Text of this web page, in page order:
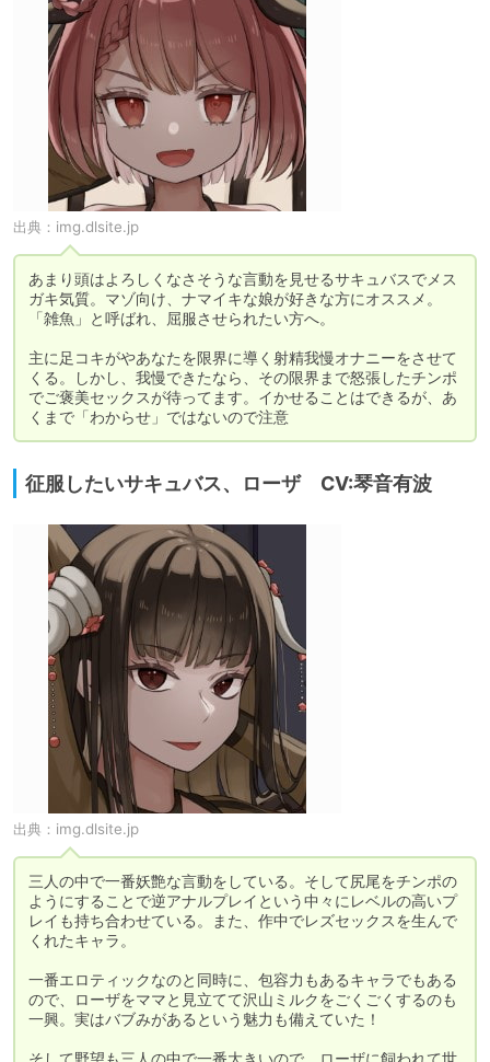
出典： img.dlsite.jp
あまり頭はよろしくなさそうな言動を見せるサキュバスでメス
ガキ気質。マゾ向け、ナマイキな娘が好きな方にオススメ。
「雑魚」と呼ばれ、屈服させられたい方へ。
主に足コキがやあなたを限界に導く射精我慢オナニーをさせて
くる。しかし、我慢できたなら、その限界まで怒張したチンポ
でご褒美セックスが待ってます。イかせることはできるが、あ
くまで「わからせ」ではないので注意
征服したいサキュバス、ローザ CV:琴音有波
出典： img.dlsite.jp
三人の中で一番妖艶な言動をしている。そして尻尾をチンポの
ようにすることで逆アナルプレイという中々にレベルの高いプ
レイも持ち合わせている。また、作中でレズセックスを生んで
くれたキャラ。
一番エロティックなのと同時に、包容力もあるキャラでもある
ので、ローザをママと見立てて沢山ミルクをごくごくするのも
一興。実はバブみがあるという魅力も備えていた！